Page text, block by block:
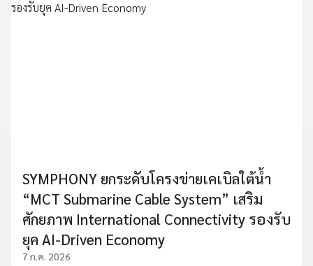
SYMPHONY ยกระดับโครงข่ายเคเบิลใต้น้ำ
“MCT Submarine Cable System” เสริม
ศักยภาพ International Connectivity รองรับ
ยุค AI-Driven Economy
7 ก.ค. 2026